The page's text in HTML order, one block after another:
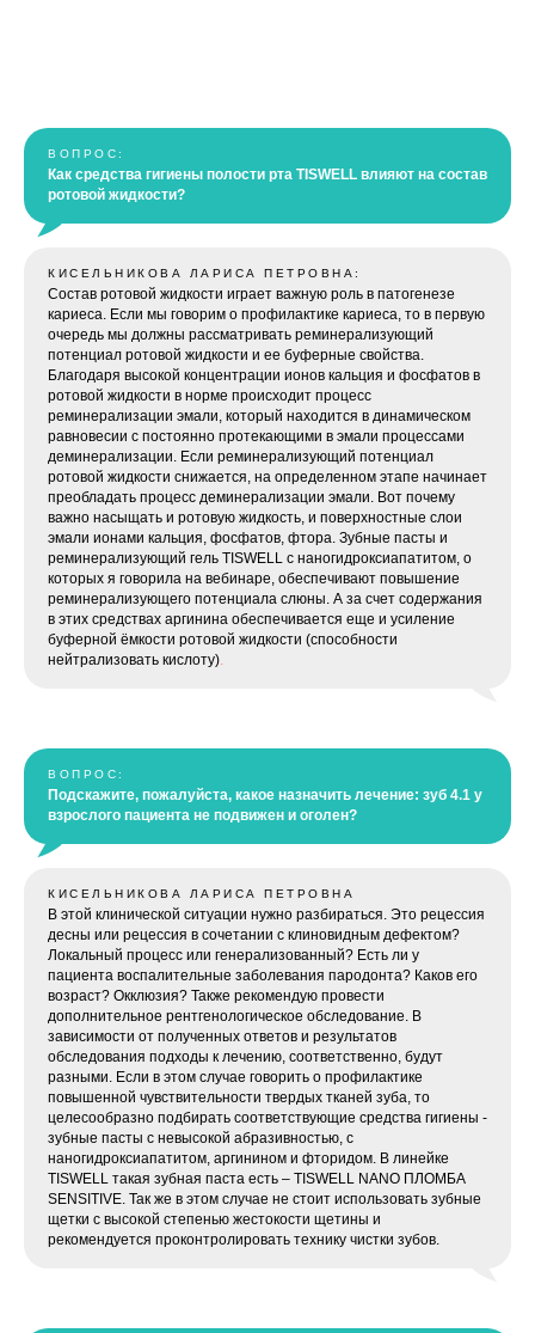
ВОПРОС:
Как средства гигиены полости рта TISWELL влияют на состав
ротовой жидкости?
КИСЕЛЬНИКОВА ЛАРИСА ПЕТРОВНА:
Состав ротовой жидкости играет важную роль в патогенезе
кариеса. Если мы говорим о профилактике кариеса, то в первую
очередь мы должны рассматривать реминерализующий
потенциал ротовой жидкости и ее буферные свойства.
Благодаря высокой концентрации ионов кальция и фосфатов в
ротовой жидкости в норме происходит процесс
реминерализации эмали, который находится в динамическом
равновесии с постоянно протекающими в эмали процессами
деминерализации. Если реминерализующий потенциал
ротовой жидкости снижается, на определенном этапе начинает
преобладать процесс деминерализации эмали. Вот почему
важно насыщать и ротовую жидкость, и поверхностные слои
эмали ионами кальция, фосфатов, фтора. Зубные пасты и
реминерализующий гель TISWELL с наногидроксиапатитом, о
которых я говорила на вебинаре, обеспечивают повышение
реминерализующего потенциала слюны. А за счет содержания
в этих средствах аргинина обеспечивается еще и усиление
буферной ёмкости ротовой жидкости (способности
нейтрализовать кислоту).
ВОПРОС:
Подскажите, пожалуйста, какое назначить лечение: зуб 4.1 у
взрослого пациента не подвижен и оголен?
КИСЕЛЬНИКОВА ЛАРИСА ПЕТРОВНА
В этой клинической ситуации нужно разбираться. Это рецессия
десны или рецессия в сочетании с клиновидным дефектом?
Локальный процесс или генерализованный? Есть ли у
пациента воспалительные заболевания пародонта? Каков его
возраст? Окклюзия? Также рекомендую провести
дополнительное рентгенологическое обследование. В
зависимости от полученных ответов и результатов
обследования подходы к лечению, соответственно, будут
разными. Если в этом случае говорить о профилактике
повышенной чувствительности твердых тканей зуба, то
целесообразно подбирать соответствующие средства гигиены -
зубные пасты с невысокой абразивностью, с
наногидроксиапатитом, аргинином и фторидом. В линейке
TISWELL такая зубная паста есть – TISWELL NANO ПЛОМБА
SENSITIVE. Так же в этом случае не стоит использовать зубные
щетки с высокой степенью жестокости щетины и
рекомендуется проконтролировать технику чистки зубов.